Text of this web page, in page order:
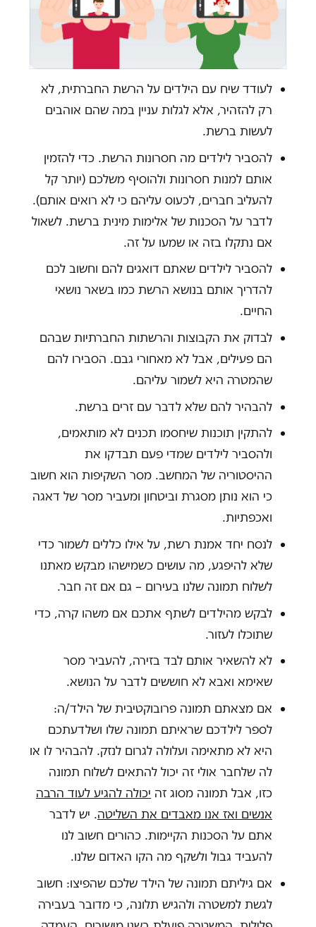
לעודד שיח עם הילדים על הרשת החברתית, לא
רק להזהיר, אלא לגלות עניין במה שהם אוהבים
לעשות ברשת.
להסביר לילדים מה חסרונות הרשת. כדי להזמין
אותם למנות חסרונות ולהוסיף משלכם (יותר קל
להעליב חברים, לכעוס עליהם כי לא רואים אותם).
לדבר על הסכנות של אלימות מינית ברשת. לשאול
אם נתקלו בזה או שמעו על זה.
להסביר לילדים שאתם דואגים להם וחשוב לכם
להדריך אותם בנושא הרשת כמו בשאר נושאי
החיים.
לבדוק את הקבוצות והרשתות החברתיות שבהם
הם פעילים, אבל לא מאחורי גבם. הסבירו להם
שהמטרה היא לשמור עליהם.
להבהיר להם שלא לדבר עם זרים ברשת.
להתקין תוכנות שיחסמו תכנים לא מותאמים,
ולהסביר לילדים שמדי פעם תבדקו את
ההיסטוריה של המחשב. מסר השקיפות הוא חשוב
כי הוא נותן מסגרת וביטחון ומעביר מסר של דאגה
ואכפתיות.
לנסח יחד אמנת רשת, על אילו כללים לשמור כדי
שלא להיפגע, מה עושים כשמישהו מבקש מאתנו
לשלוח תמונה שלנו בעירום – גם אם זה חבר.
לבקש מהילדים לשתף אתכם אם משהו קרה, כדי
שתוכלו לעזור.
לא להשאיר אותם לבד בזירה, להעביר מסר
שאימא ואבא לא חוששים לדבר על הנושא.
אם מצאתם תמונה פרובוקטיבית של הילד/ה:
לספר לילדכם שראיתם תמונה שלו ושלדעתכם
היא לא מתאימה ועלולה לגרום לנזק. להבהיר לו או
לה שלחבר אולי זה יכול להתאים לשלוח תמונה
כזו, אבל תמונה מסוג זה יכולה להגיע לעוד הרבה
אנשים ואז אנו מאבדים את השליטה. יש לדבר
אתם על הסכנות הקיימות. כהורים חשוב לנו
להעביד גבול ולשקף מה הקו האדום שלנו.
אם גיליתם תמונה של הילד שלכם שהפיצו: חשוב
לגשת למשטרה ולהגיש תלונה, כי מדובר בעבירה